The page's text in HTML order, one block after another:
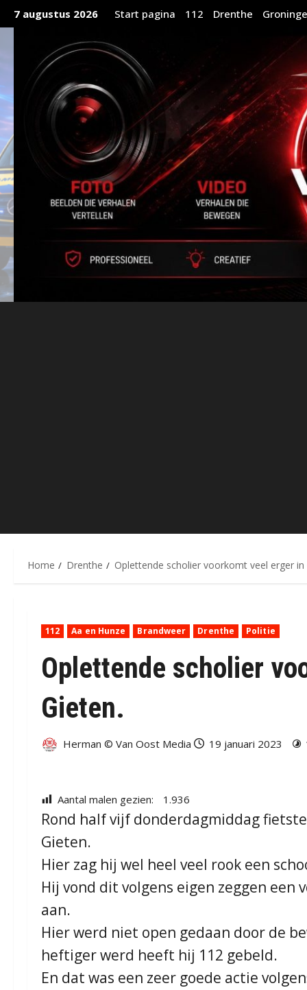
naar
7 augustus 2026 Start pagina 112 Drenthe
Home Drenthe Oplettende scholier voorkomt veel erger in
112 Aa en Hunze Brandweer Drenthe Politie
Oplettende scholier
Gieten.
Herman © Van Oost Media 19 januari 2023
Aantal malen gezien: 1.936
Rond half vijf donderdagmiddag
Gieten.
Hier zag hij wel heel veel rook een
Hij vond dit volgens eigen zeggen
aan.
Hier werd niet open gedaan door de
heftiger werd heeft hij 112 gebeld.
En dat was een zeer goede actie